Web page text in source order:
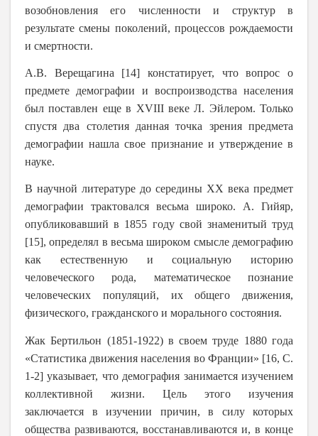
возобновления его численности и структур в
результате смены поколений, процессов рождаемости
и смертности.
А.В. Верещагина [14] констатирует, что вопрос о
предмете демографии и воспроизводства населения
был поставлен еще в XVIII веке Л. Эйлером. Только
спустя два столетия данная точка зрения предмета
демографии нашла свое признание и утверждение в
науке.
В научной литературе до середины ХХ века предмет
демографии трактовался весьма широко. А. Гийяр,
опубликовавший в 1855 году свой знаменитый труд
[15], определял в весьма широком смысле демографию
как естественную и социальную историю
человеческого рода, математическое познание
человеческих популяций, их общего движения,
физического, гражданского и морального состояния.
Жак Бертильон (1851-1922) в своем труде 1880 года
«Статистика движения населения во Франции» [16, С.
1-2] указывает, что демография занимается изучением
коллективной жизни. Цель этого изучения
заключается в изучении причин, в силу которых
общества развиваются, восстанавливаются и, в конце